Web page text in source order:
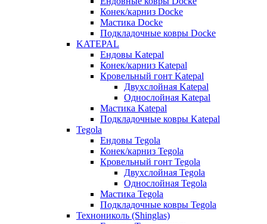
Конек/карниз Docke
Мастика Docke
Подкладочные ковры Docke
KATEPAL
Ендовы Katepal
Конек/карниз Katepal
Кровельный гонт Katepal
Двухслойная Katepal
Однослойная Katepal
Мастика Katepal
Подкладочные ковры Katepal
Tegola
Ендовы Tegola
Конек/карниз Tegola
Кровельный гонт Tegola
Двухслойная Tegola
Однослойная Tegola
Мастика Tegola
Подкладочные ковры Tegola
Технониколь (Shinglas)